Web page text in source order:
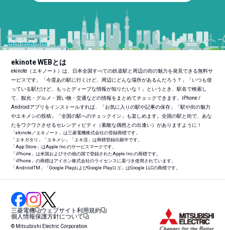
ekinote WEBとは
ekinote（エキノート）は、日本全国すべての鉄道駅と周辺の街の魅力を発見できる無料サ
ービスです。「今度あの駅に行くけど、周辺にどんな場所があるんだろう？」「いつも使
っている駅だけど、もっとディープな情報が知りたいな！」というとき、駅名で検索し
て、観光・グルメ・買い物・交通などの情報をまとめてチェックできます。iPhone /
Androidアプリをインストールすれば、「お気に入りの駅や記事の保存」「駅や街の魅力
やエキメシの投稿」「全国の駅へのチェックイン」も楽しめます。全国の駅と街で、あな
たをワクワクさせるセレンディピティ（素敵な偶然との出逢い）がありますように！
「ekinote／エキノート」は三菱電機株式会社の登録商標です。
「エキガタリ」「エキメシ」「エキ活」は商標登録出願中です。
「App Store」はApple Inc.のサービスマークです。
「iPhone」は米国およびその他の国で登録されたApple Inc.の商標です。
「iPhone」の商標はアイホン株式会社のライセンスに基づき使用されています。
「AndroidTM 」「Google PlayおよびGoogle Playロゴ」はGoogle LLCの商標です。
三菱電機
ウェブサイト利用規約
個人情報保護方針について
© Mitsubishi Electric Corporation